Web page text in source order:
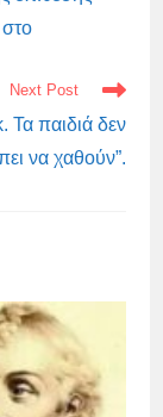
Next Post
Τα παιδιά δεν
να χαθούν”.